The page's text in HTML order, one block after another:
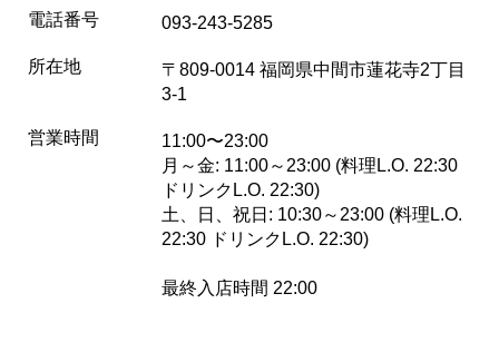
電話番号 093-243-5285
所在地
〒809-0014 福岡県中間市蓮花寺2丁目
3-1
営業時間
11:00〜23:00
月～金: 11:00～23:00 (料理L.O. 22:30
ドリンクL.O. 22:30)
土、日、祝日: 10:30～23:00 (料理L.O.
22:30 ドリンクL.O. 22:30)
最終入店時間 22:00